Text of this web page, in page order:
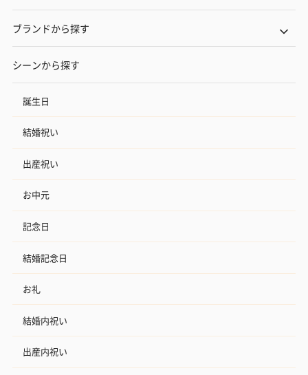
ブランドから探す
シーンから探す
誕生日
結婚祝い
出産祝い
お中元
記念日
結婚記念日
お礼
結婚内祝い
出産内祝い